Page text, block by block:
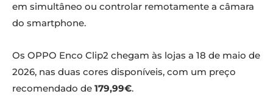
em simultâneo ou controlar remotamente a câmara
do smartphone.
Os OPPO Enco Clip2 chegam às lojas a 18 de maio de
2026, nas duas cores disponíveis, com um preço
recomendado de 179,99€.